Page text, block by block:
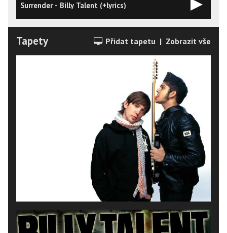
Surrender - Billy Talent (+lyrics)
Tapety Přidat tapetu | Zobrazit vše